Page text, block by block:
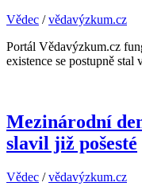
Vědec /vědavýzkum.cz
Portál Vědavýzkum.cz
existence se postupně
Mezinárodní
slavil již pošesté
Vědec /vědavýzkum.cz